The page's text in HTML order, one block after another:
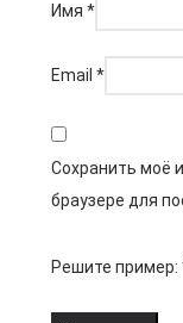
Имя *
Email *
Сохранить моё
браузере для
Решите пример: